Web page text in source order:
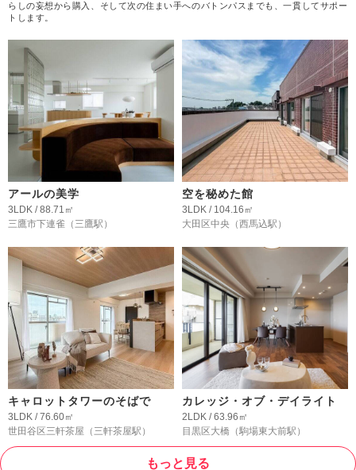
らしの妄想から購入、そして次の住まい手へのバトンパスまでも、一貫してサポー
トします。
アールの美学
3LDK / 88.71㎡
三鷹市下連雀 （三鷹駅）
空を秘めた館
3LDK / 104.16㎡
大田区中央 （西馬込駅）
キャロットタワーのそばで
3LDK / 76.60㎡
世田谷区三軒茶屋 （三軒茶屋駅）
カレッジ・オブ・デイライト
2LDK / 63.96㎡
目黒区大橋 （駒場東大前駅）
もっと見る